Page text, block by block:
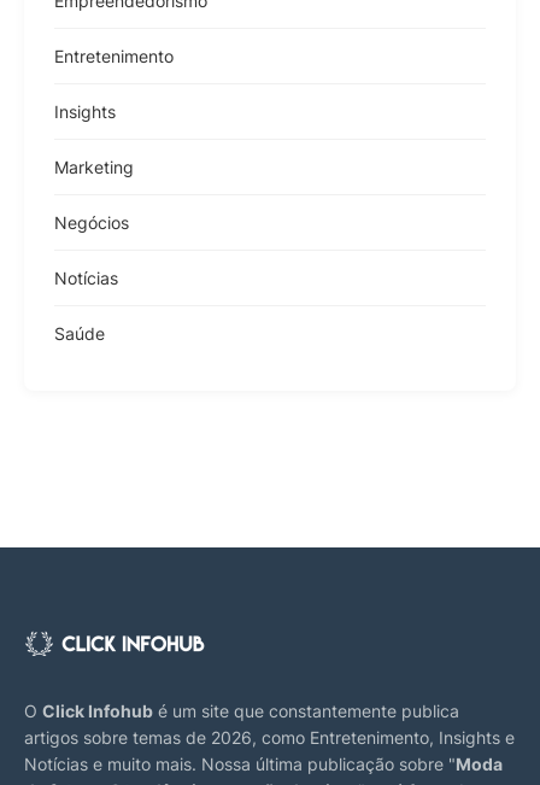
Entretenimento
Insights
Marketing
Negócios
Notícias
Saúde
O Click Infohub é um site que constantemente publica
artigos sobre temas de 2026, como Entretenimento, Insights e
Notícias e muito mais. Nossa última publicação sobre "Moda